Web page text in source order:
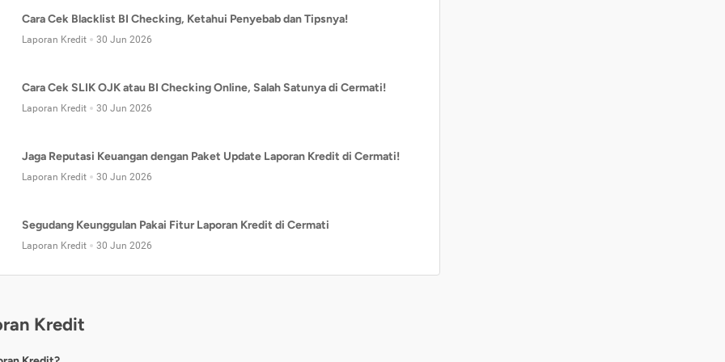
Cara Cek Blacklist BI Checking, Ketahui Penyebab dan Tipsnya!
Laporan Kredit 30 Jun 2026
Cara Cek SLIK OJK atau BI Checking Online, Salah Satunya di Cermati!
Laporan Kredit 30 Jun 2026
Jaga Reputasi Keuangan dengan Paket Update Laporan Kredit di Cermati!
Laporan Kredit 30 Jun 2026
Segudang Keunggulan Pakai Fitur Laporan Kredit di Cermati
Laporan Kredit 30 Jun 2026
Kredit